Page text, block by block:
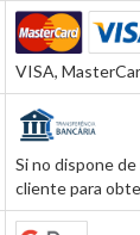
VISA,
Si no dispone
cliente para